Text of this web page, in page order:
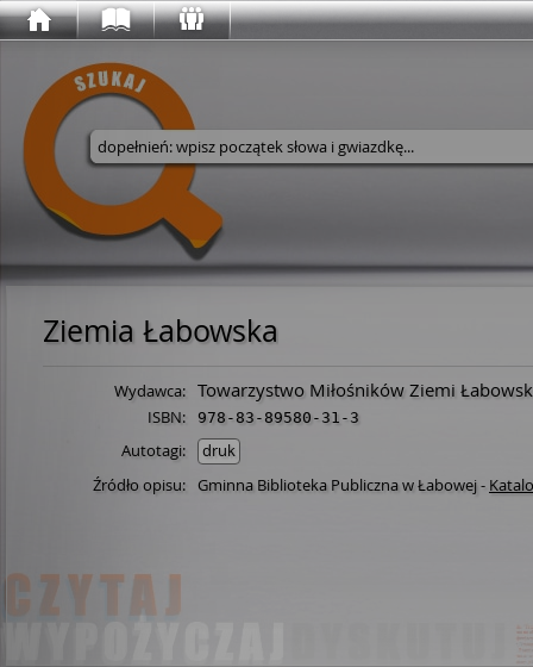
Wyszukaj w serwisie
Ziemia Łabowska
Wydawca: Towarzystwo Miłośników Ziemi
ISBN: 978-83-89580-31-3
Autotagi:
druk
Źródło opisu: Gminna Biblioteka Publiczna w Łabowej-